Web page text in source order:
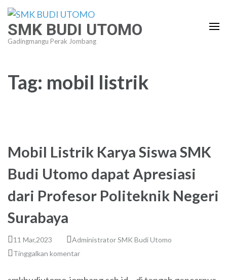
Lompat
konten
(Tekan
SMK BUDI UTOMO
Gadingmangu Perak Jombang
Tag: mobil listrik
Mobil Listrik Karya Siswa SMK
Budi Utomo dapat Apresiasi
dari Profesor Politeknik Negeri
Surabaya
11 Mar,2023
Administrator SMK Budi Utomo
Tinggalkan komentar